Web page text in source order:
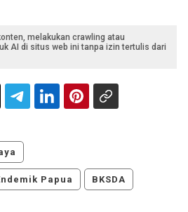
melakukan crawling atau
AI di situs web ini tanpa izin tertulis dari
Papua BKSDA